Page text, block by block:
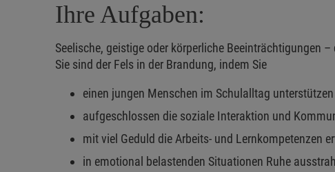
Ihre Aufgaben:
Seelische, geistige oder körperliche Beeinträchtigungen
Sie sind der Fels in der Brandung, indem Sie
einen jungen Menschen im Schulalltag unterstützen
aufgeschlossen die soziale Interaktion und
mit viel Geduld die Arbeits- und Lernkompetenzen
in emotional belastenden Situationen Ruhe